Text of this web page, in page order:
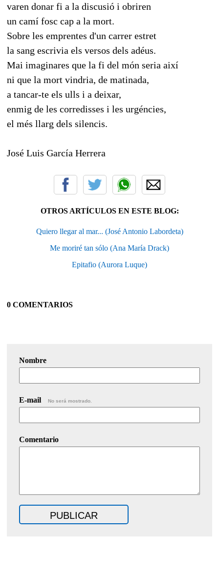
varen donar fi a la discusió i obriren
un camí fosc cap a la mort.
Sobre les emprentes d'un carrer estret
la sang escrivia els versos dels adéus.
Mai imaginares que la fi del món seria així
ni que la mort vindria, de matinada,
a tancar-te els ulls i a deixar,
enmig de les corredisses i les urgéncies,
el més llarg dels silencis.
José Luis García Herrera
OTROS ARTÍCULOS EN ESTE BLOG:
Quiero llegar al mar... (José Antonio Labordeta)
Me moriré tan sólo (Ana María Drack)
Epitafio (Aurora Luque)
0 COMENTARIOS
Nombre
E-mail No será mostrado.
Comentario